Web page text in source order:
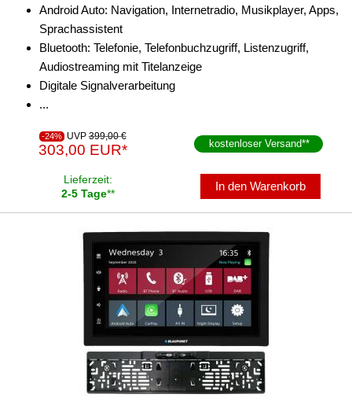
Android Auto: Navigation, Internetradio, Musikplayer, Apps,
Sprachassistent
Bluetooth: Telefonie, Telefonbuchzugriff, Listenzugriff,
Audiostreaming mit Titelanzeige
Digitale Signalverarbeitung
...
-24% UVP 399,00 €
303,00 EUR* kostenloser Versand**
Lieferzeit:
2-5 Tage**
In den Warenkorb